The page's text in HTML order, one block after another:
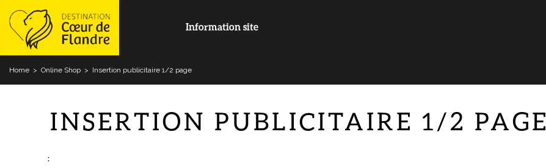
Information site
Home > Online Shop > Insertion publicitaire 1/2 page
INSERTION PUBLICITAIRE 1/2 PAGE
: